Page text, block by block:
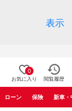
表示
0
お気に入り 閲覧履歴
ローン 保険 新車・